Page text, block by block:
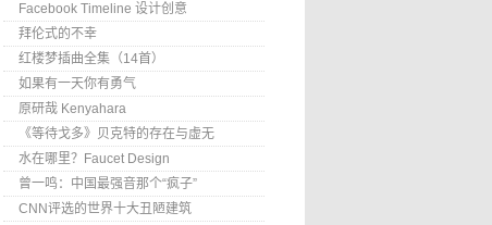
Facebook Timeline 设计创意
拜伦式的不幸
红楼梦插曲全集（14首）
如果有一天你有勇气
原研哉 Kenyahara
《等待戈多》贝克特的存在与虚无
水在哪里？Faucet Design
曾一鸣：中国最强音那个“疯子”
CNN评选的世界十大丑陋建筑